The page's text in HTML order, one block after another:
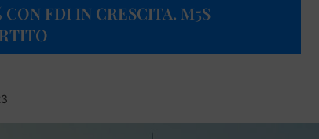
FDI IN CRESCITA. M5S